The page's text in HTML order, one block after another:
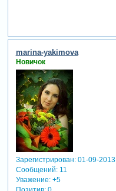
marina-yakimova
Новичок
Зарегистрирован: 01-09-2013
Сообщений:11
Уважение: +5